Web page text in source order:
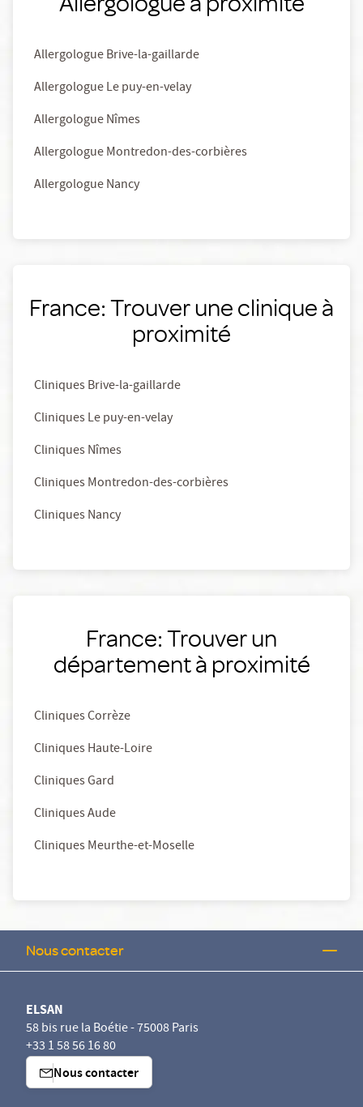
Allergologue Brive-la-gaillarde
Allergologue Le puy-en-velay
Allergologue Nîmes
Allergologue Montredon-des-corbières
Allergologue Nancy
France: Trouver une clinique à
proximité
Cliniques Brive-la-gaillarde
Cliniques Le puy-en-velay
Cliniques Nîmes
Cliniques Montredon-des-corbières
Cliniques Nancy
France: Trouver un
département à proximité
Cliniques Corrèze
Cliniques Haute-Loire
Cliniques Gard
Cliniques Aude
Cliniques Meurthe-et-Moselle
Nous contacter
ELSAN
58 bis rue la Boétie - 75008 Paris
+33 1 58 56 16 80
Nous contacter